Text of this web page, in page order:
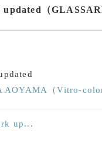
（
AOYAMA（Vitro-
up...